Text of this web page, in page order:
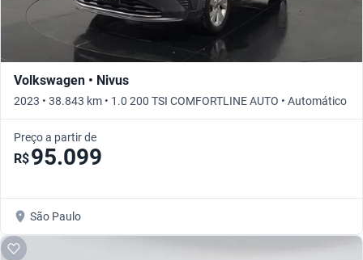
Volkswagen • Nivus
2023 • 38.843 km • 1.0 200 TSI COMFORTLINE AUTO • Automático
Preço a partir de
R$95.099
São Paulo